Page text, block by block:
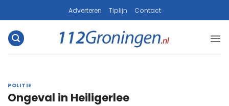
naar
inhoud
Adverteren Tiplijn Contact
POLITIE
Ongeval in Heiligerlee